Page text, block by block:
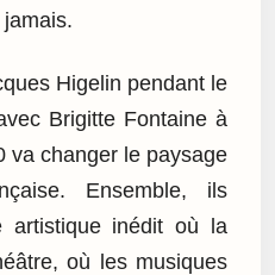
Higelin pendant le
Brigitte Fontaine à
va changer le paysage
Ensemble, ils
artistique inédit où la
où les musiques